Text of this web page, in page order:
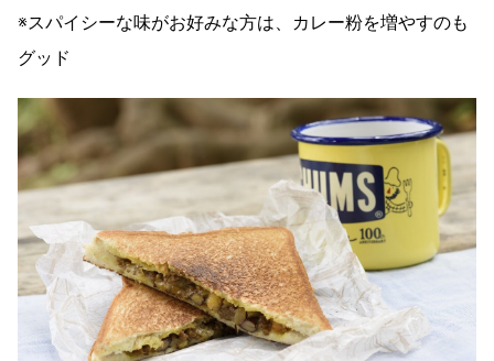
※スパイシーな味がお好みな方は、カレー粉を増やすのも
グッド